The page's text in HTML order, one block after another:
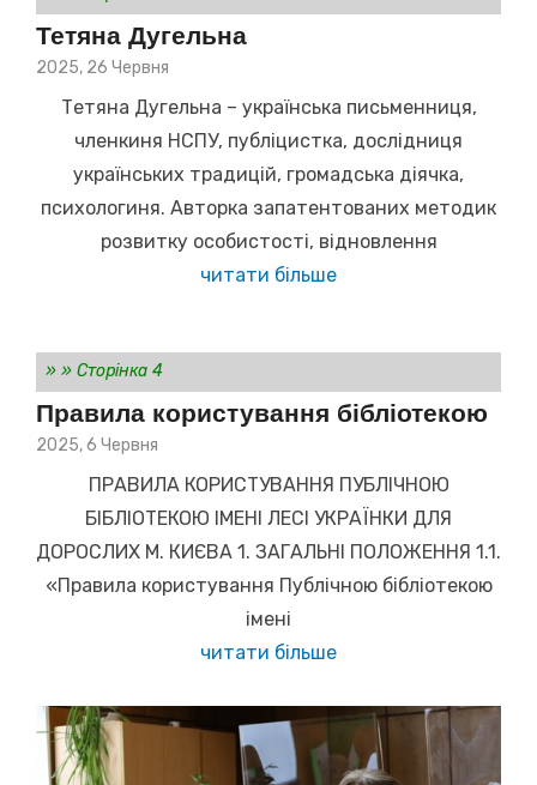
Тетяна Дугельна
Posted
2025, 26 Червня
Тетяна Дугельна – українська письменниця,
членкиня НСПУ, публіцистка, дослідниця
українських традицій, громадська діячка,
психологиня. Авторка запатентованих методик
розвитку особистості, відновлення
читати більше
» » Сторінка 4
Правила користування бібліотекою
Posted
2025, 6 Червня
ПРАВИЛА КОРИСТУВАННЯ ПУБЛІЧНОЮ
БІБЛІОТЕКОЮ ІМЕНІ ЛЕСІ УКРАЇНКИ ДЛЯ
ДОРОСЛИХ М. КИЄВА 1. ЗАГАЛЬНІ ПОЛОЖЕННЯ 1.1.
«Правила користування Публічною бібліотекою
імені
читати більше